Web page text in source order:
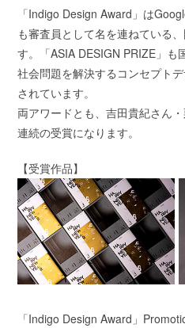
「Indigo Design Award」は
も審査員として名を連ねている
す。「ASIA DESIGN PRIZE」も
社会問題を解決するコンセプト
されています。
両アワードとも、吉田貴紀さん
連続の受賞になります。
【受賞作品】
「Indigo Design Award」